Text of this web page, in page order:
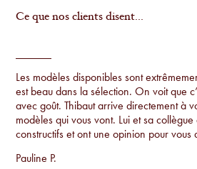
Ce que nos clients disent...
Les modèles disponibles sont
est beau dans la sélection. On voit que
avec goût. Thibaut arrive directement à
modèles qui vous vont. Lui et sa
constructifs et ont une opinion pour vous
Pauline P.